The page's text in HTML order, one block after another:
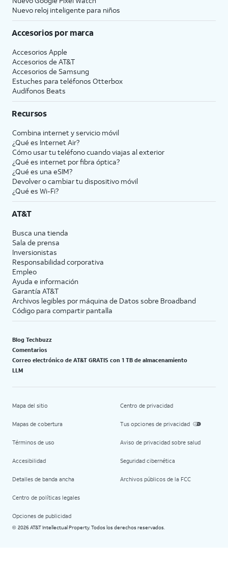
Nuevo reloj inteligente para niños
Accesorios por marca
Accesorios Apple
Accesorios de AT&T
Accesorios de Samsung
Estuches para teléfonos Otterbox
Audífonos Beats
Recursos
Combina internet y servicio móvil
¿Qué es Internet Air?
Cómo usar tu teléfono cuando viajas al exterior
¿Qué es internet por fibra óptica?
¿Qué es una eSIM?
Devolver o cambiar tu dispositivo móvil
¿Qué es Wi-Fi?
AT&T
Busca una tienda
Sala de prensa
Inversionistas
Responsabilidad corporativa
Empleo
Ayuda e información
Garantía AT&T
Archivos legibles por máquina de Datos sobre Broadband
Código para compartir pantalla
Blog Techbuzz
Comentarios
Correo electrónico de AT&T GRATIS con 1 TB de almacenamiento
LLM
Mapa del sitio
Mapas de cobertura
Términos de uso
Accesibilidad
Detalles de banda ancha
Centro de políticas legales
Opciones de publicidad
Centro de privacidad
Tus opciones de privacidad
Aviso de privacidad sobre salud
Seguridad cibernética
Archivos públicos de la FCC
© 2026 AT&T Intellectual Property. Todos los derechos reservados.